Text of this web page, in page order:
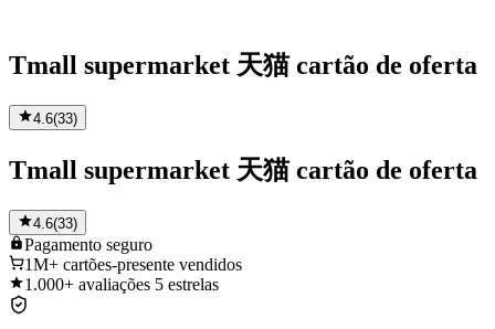
Tmall supermarket 天猫 cartão de oferta
4.6(33)
Tmall supermarket 天猫 cartão de oferta
4.6(33)
Pagamento seguro
1M+ cartões-presente vendidos
1.000+ avaliações 5 estrelas